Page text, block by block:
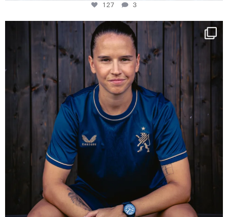
127 3
NIE USENAND GAH
Some anniversaries
292
5